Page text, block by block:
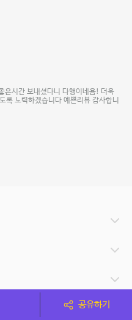
시간 보내셨다니 다행이네욤! 더욱
록 노력하겠습니다 예쁜리뷰 감사합니
공유하기